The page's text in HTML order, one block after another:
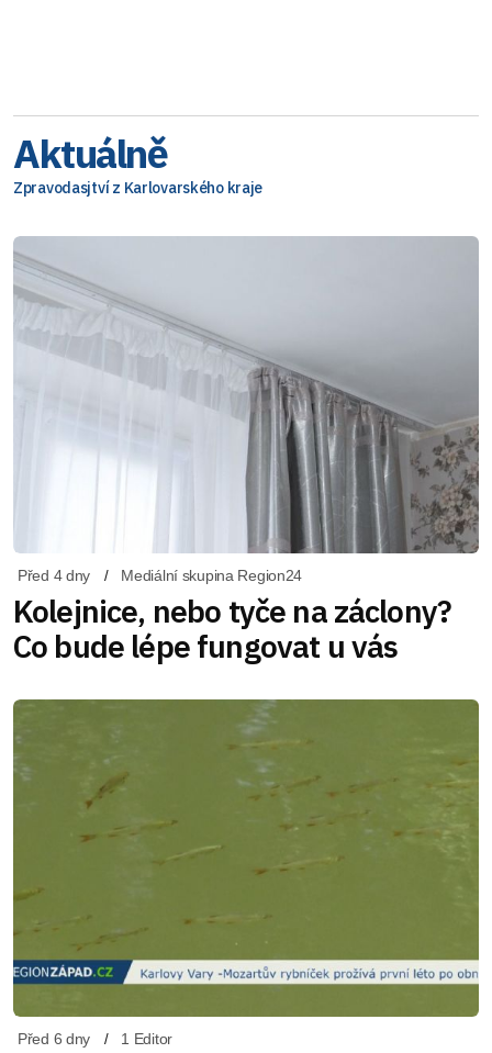
Aktuálně
Zpravodasjtví z Karlovarského kraje
Před 4 dny Mediální skupina Region24
Kolejnice, nebo tyče na záclony?
Co bude lépe fungovat u vás
Před 6 dny 1 Editor